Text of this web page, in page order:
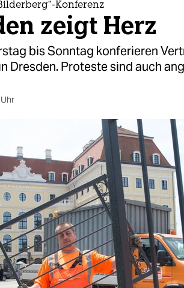
Konferenz
zeigt Herz
bis Sonntag konferieren
Dresden. Proteste sind auch